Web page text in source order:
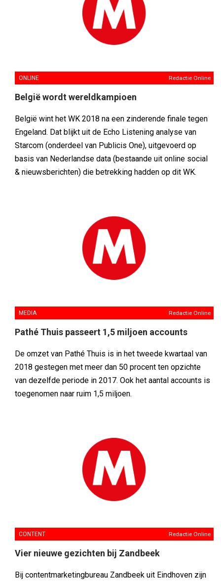
ONLINE Redactie Online
België wordt wereldkampioen
België wint het WK 2018 na een zinderende finale tegen
Engeland. Dat blijkt uit de Echo Listening analyse van
Starcom (onderdeel van Publicis One), uitgevoerd op
basis van Nederlandse data (bestaande uit online social
& nieuwsberichten) die betrekking hadden op dit WK.
MEDIA Redactie Online
Pathé Thuis passeert 1,5 miljoen accounts
De omzet van Pathé Thuis is in het tweede kwartaal van
2018 gestegen met meer dan 50 procent ten opzichte
van dezelfde periode in 2017. Ook het aantal accounts is
toegenomen naar ruim 1,5 miljoen.
CONTENT Redactie Online
Vier nieuwe gezichten bij Zandbeek
Bij contentmarketingbureau Zandbeek uit Eindhoven zijn